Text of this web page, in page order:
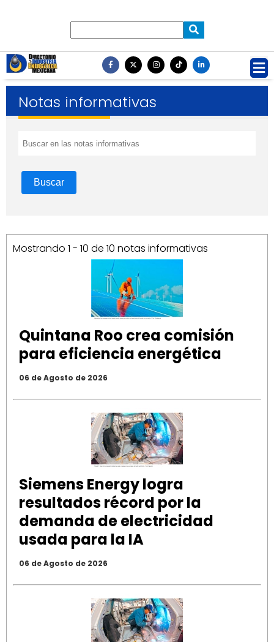
Notas informativas
Buscar
Mostrando 1 - 10 de 10 notas informativas
Quintana Roo crea comisión
para eficiencia energética
06 de Agosto de 2026
Siemens Energy logra
resultados récord por la
demanda de electricidad
usada para la IA
06 de Agosto de 2026